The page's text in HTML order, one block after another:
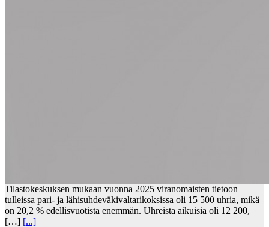
Tilastokeskuksen mukaan vuonna 2025 viranomaisten tietoon
tulleissa pari- ja lähisuhdeväkivaltarikoksissa oli 15 500 uhria, mikä
on 20,2 % edellisvuotista enemmän. Uhreista aikuisia oli 12 200,
[…] [...]